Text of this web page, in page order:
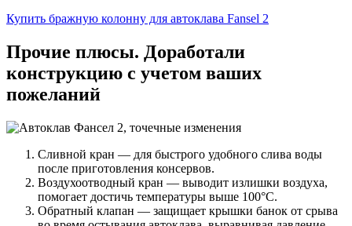
Купить бражную колонну для автоклава Fansel 2
Прочие плюсы. Доработали
конструкцию с учетом ваших
пожеланий
Сливной кран — для быстрого удобного слива воды
после приготовления консервов.
Воздухоотводный кран — выводит излишки воздуха,
помогает достичь температуры выше 100°С.
Обратный клапан — защищает крышки банок от срыва